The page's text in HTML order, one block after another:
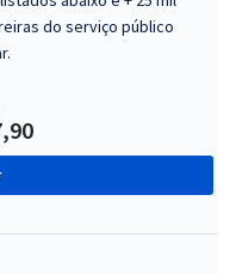
do serviço público